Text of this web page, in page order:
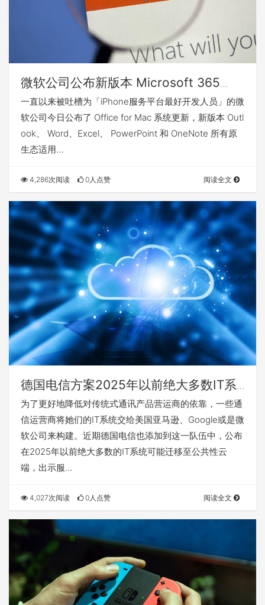
微软公司公布新版本 Microsoft 365
Office 运用，原生态兼容iPhone M1
Mac
一直以来被吐槽为「iPhone服务平台最好开发人员」的微
软公司今日公布了 Office for Mac 系统更新，新版本 Outl
ook、 Word、Excel、 PowerPoint 和 OneNote 所有原
生态适用…
4,286次阅读 0人点赞 阅读全文
德国电信方案2025年以前绝大多数IT系
统迁移至公共性云，微软公司出示服务支
持
为了更好地降低对传统式通讯产品营运商的依靠，一些通
信运营商将她们的IT系统交给美国亚马逊、Google或是微
软公司来构建。近期德国电信也添加到这一队伍中，公布
在2025年以前绝大多数的IT系统可能迁移至公共性云
端，出示服…
4,027次阅读 0人点赞 阅读全文